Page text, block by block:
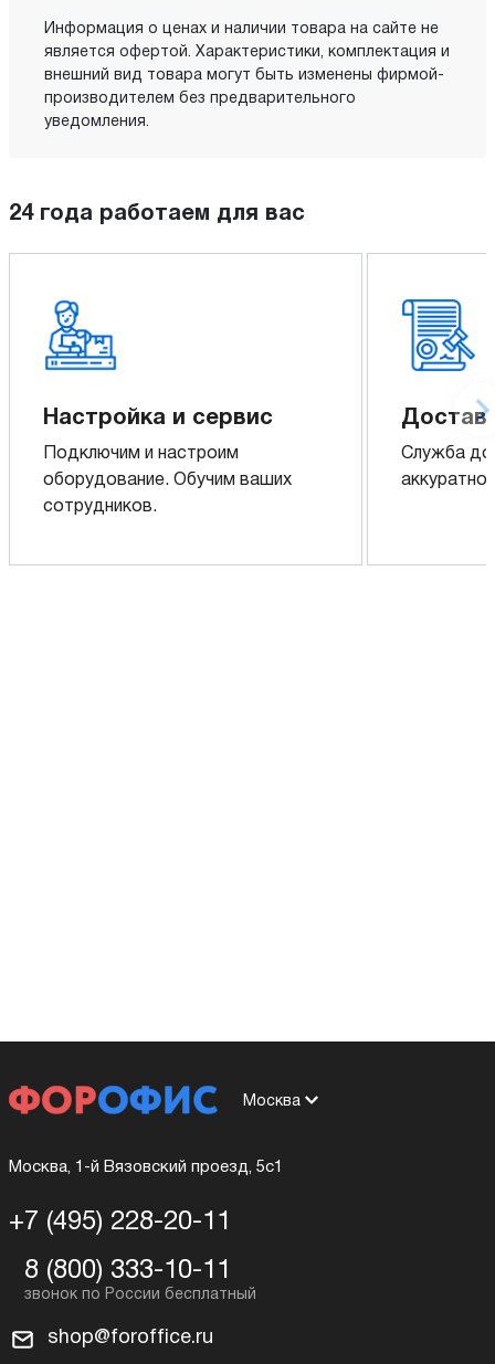
Информация о ценах и наличии товара на сайте не
является офертой. Характеристики, комплектация и
внешний вид товара могут быть изменены фирмой-
производителем без предварительного
уведомления.
24 года работаем для вас
Настройка и сервис
Подключим и настроим
оборудование. Обучим ваших
сотрудников.
Служба
аккуратно
Москва
Москва, 1-й Вязовский проезд, 5с1
+7 (495) 228-20-11
8 (800) 333-10-11
shop@foroffice.ru